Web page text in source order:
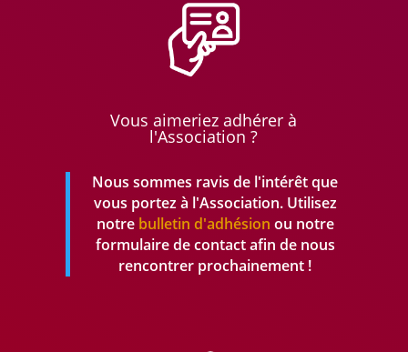
Vous aimeriez adhérer à
l'Association ?
Nous sommes ravis de l'intérêt que
vous portez à l'Association. Utilisez
notrebulletin d'adhésion ou notre
formulaire de contact afin de nous
rencontrer prochainement !